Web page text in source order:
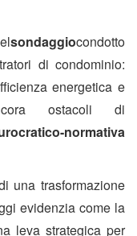
sondaggiocondotto
di condominio:
energetica e
ostacoli di
normativa
una trasformazione
evidenzia come la
leva strategica per